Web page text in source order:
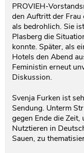
PROVIEH-
den Auftritt der Frau
als bedrohlich. Sie
Plasberg die
konnte. Später, als
Hotels den Abend
Feministin erneut
Diskussion.
Svenja Furken ist
Sendung. Unterm
gegen Ende die
Nutztieren in
Sauen, zu